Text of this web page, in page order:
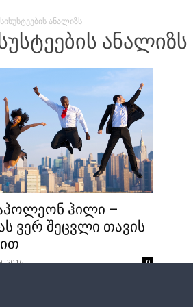
სისუსტეების ანალიზს
ანალიზს
ჰილი –
ვერ შეცვლი თავის
2016 0